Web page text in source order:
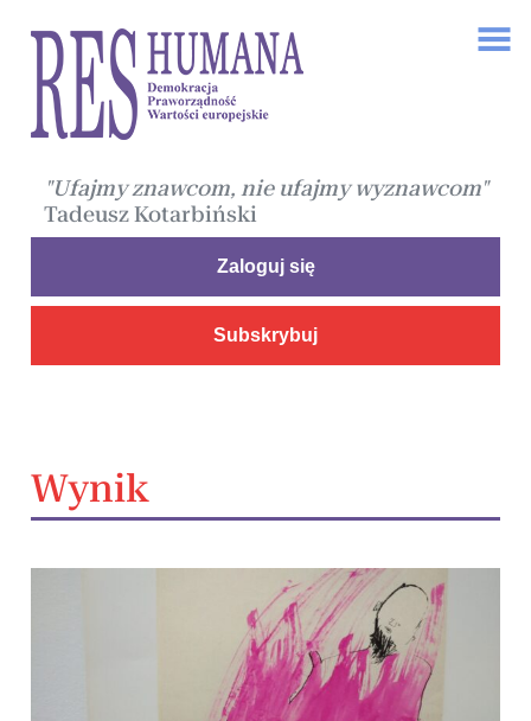
"Ufajmy znawcom, nie ufajmy wyznawcom"
Tadeusz Kotarbiński
Zaloguj się
Subskrybuj
Wynik